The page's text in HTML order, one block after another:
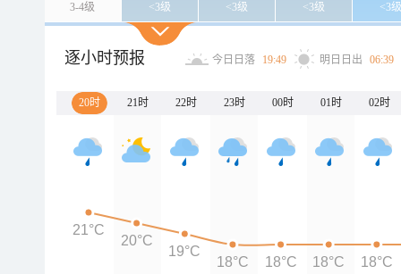
3-4级 <3级 <3级 <3级 <3级
逐小时预报 今日日落 19:49 明日日出 06:39
20时 21时 22时 23时 00时 01时 02时
21°C
20°C
19°C
18°C 18°C 18°C 18°C